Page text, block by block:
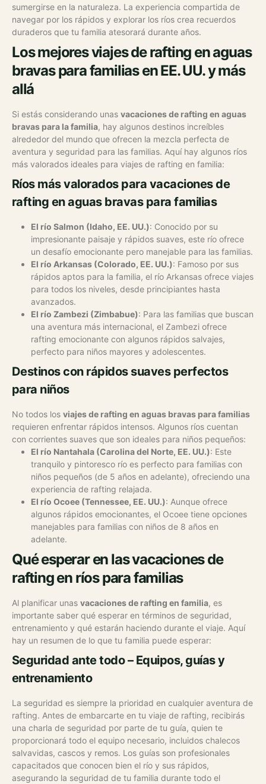
sumergirse en la naturaleza. La experiencia compartida de
navegar por los rápidos y explorar los ríos crea recuerdos
duraderos que tu familia atesorará durante años.
Los mejores viajes de rafting en aguas
bravas para familias en EE. UU. y más
allá
Si estás considerando unas vacaciones de rafting en aguas
bravas para la familia, hay algunos destinos increíbles
alrededor del mundo que ofrecen la mezcla perfecta de
aventura y seguridad para las familias. Aquí hay algunos ríos
más valorados ideales para viajes de rafting en familia:
Ríos más valorados para vacaciones de
rafting en aguas bravas para familias
El río Salmon (Idaho, EE. UU.): Conocido por su
impresionante paisaje y rápidos suaves, este río ofrece
un desafío emocionante pero manejable para las familias.
El río Arkansas (Colorado, EE. UU.): Famoso por sus
rápidos aptos para la familia, el río Arkansas ofrece viajes
para todos los niveles, desde principiantes hasta
avanzados.
El río Zambezi (Zimbabue): Para las familias que buscan
una aventura más internacional, el Zambezi ofrece
rafting emocionante con algunos rápidos salvajes,
perfecto para niños mayores y adolescentes.
Destinos con rápidos suaves perfectos
para niños
No todos los viajes de rafting en aguas bravas para familias
requieren enfrentar rápidos intensos. Algunos ríos cuentan
con corrientes suaves que son ideales para niños pequeños:
El río Nantahala (Carolina del Norte, EE. UU.): Este
tranquilo y pintoresco río es perfecto para familias con
niños pequeños (de 5 años en adelante), ofreciendo una
experiencia de rafting relajada.
El río Ocoee (Tennessee, EE. UU.): Aunque ofrece
algunos rápidos emocionantes, el Ocoee tiene opciones
manejables para familias con niños de 8 años en
adelante.
Qué esperar en las vacaciones de
rafting en ríos para familias
Al planificar unas vacaciones de rafting en familia, es
importante saber qué esperar en términos de seguridad,
entrenamiento y qué estarán haciendo durante el viaje. Aquí
hay un resumen de lo que tu familia puede esperar:
Seguridad ante todo – Equipos, guías y
entrenamiento
La seguridad es siempre la prioridad en cualquier aventura de
rafting. Antes de embarcarte en tu viaje de rafting, recibirás
una charla de seguridad por parte de tu guía, quien te
proporcionará todo el equipo necesario, incluidos chalecos
salvavidas, cascos y remos. Los guías son profesionales
capacitados que conocen bien el río y sus rápidos,
asegurando la seguridad de tu familia durante todo el